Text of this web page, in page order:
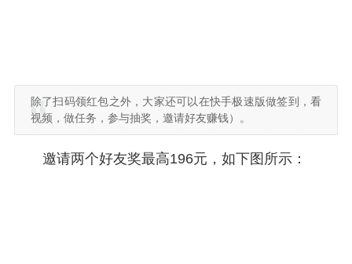
除了扫码领红包之外，大家还可以在快手极速版做签到，看
视频，做任务，参与抽奖，邀请好友赚钱）。
邀请两个好友奖最高196元，如下图所示：